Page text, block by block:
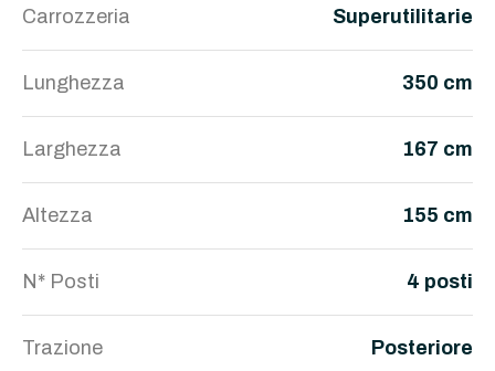
Carrozzeria Superutilitarie
Lunghezza 350 cm
Larghezza 167 cm
Altezza 155 cm
N* Posti 4 posti
Trazione Posteriore